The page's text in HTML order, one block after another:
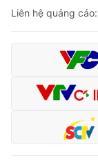
Liên hệ quảng cáo: